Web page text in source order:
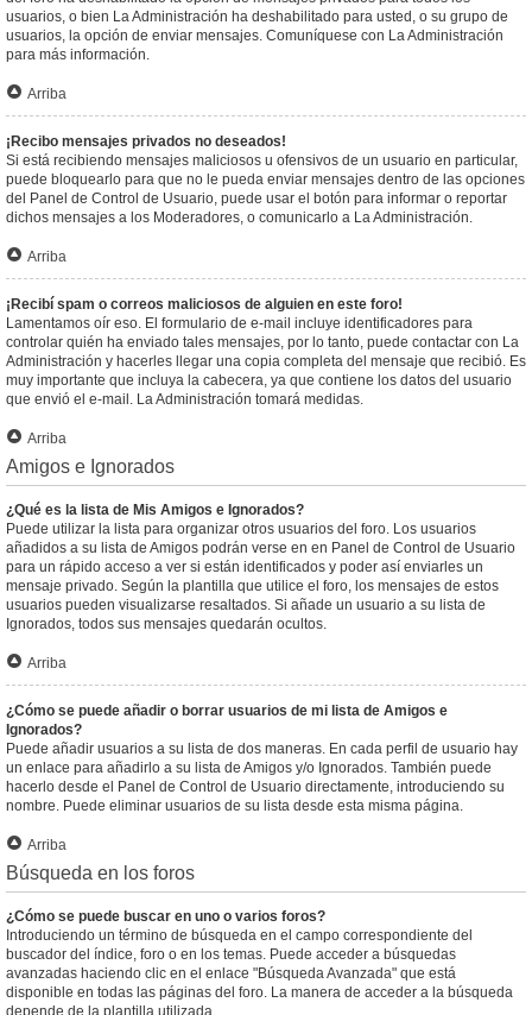
usuarios, o bien La Administración ha deshabilitado para usted, o su grupo de
usuarios, la opción de enviar mensajes. Comuníquese con La Administración
para más información.
Arriba
¡Recibo mensajes privados no deseados!
Si está recibiendo mensajes maliciosos u ofensivos de un usuario en particular,
puede bloquearlo para que no le pueda enviar mensajes dentro de las opciones
del Panel de Control de Usuario, puede usar el botón para informar o reportar
dichos mensajes a los Moderadores, o comunicarlo a La Administración.
Arriba
¡Recibí spam o correos maliciosos de alguien en este foro!
Lamentamos oír eso. El formulario de e-mail incluye identificadores para
controlar quién ha enviado tales mensajes, por lo tanto, puede contactar con La
Administración y hacerles llegar una copia completa del mensaje que recibió. Es
muy importante que incluya la cabecera, ya que contiene los datos del usuario
que envió el e-mail. La Administración tomará medidas.
Arriba
Amigos e Ignorados
¿Qué es la lista de Mis Amigos e Ignorados?
Puede utilizar la lista para organizar otros usuarios del foro. Los usuarios
añadidos a su lista de Amigos podrán verse en en Panel de Control de Usuario
para un rápido acceso a ver si están identificados y poder así enviarles un
mensaje privado. Según la plantilla que utilice el foro, los mensajes de estos
usuarios pueden visualizarse resaltados. Si añade un usuario a su lista de
Ignorados, todos sus mensajes quedarán ocultos.
Arriba
¿Cómo se puede añadir o borrar usuarios de mi lista de Amigos e
Ignorados?
Puede añadir usuarios a su lista de dos maneras. En cada perfil de usuario hay
un enlace para añadirlo a su lista de Amigos y/o Ignorados. También puede
hacerlo desde el Panel de Control de Usuario directamente, introduciendo su
nombre. Puede eliminar usuarios de su lista desde esta misma página.
Arriba
Búsqueda en los foros
¿Cómo se puede buscar en uno o varios foros?
Introduciendo un término de búsqueda en el campo correspondiente del
buscador del índice, foro o en los temas. Puede acceder a búsquedas
avanzadas haciendo clic en el enlace "Búsqueda Avanzada" que está
disponible en todas las páginas del foro. La manera de acceder a la búsqueda
depende de la plantilla utilizada.